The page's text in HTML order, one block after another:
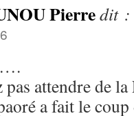
Pierredit :
….
attendre de la
a fait le coup